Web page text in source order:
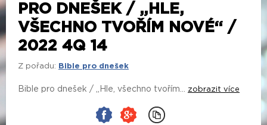
PRO DNEŠEK / „HLE,
VŠECHNO TVOŘÍM NOVÉ“ /
2022 4Q 14
Z pořadu: Bible pro dnešek
Bible pro dnešek / „Hle, všechno tvořím... zobrazit více